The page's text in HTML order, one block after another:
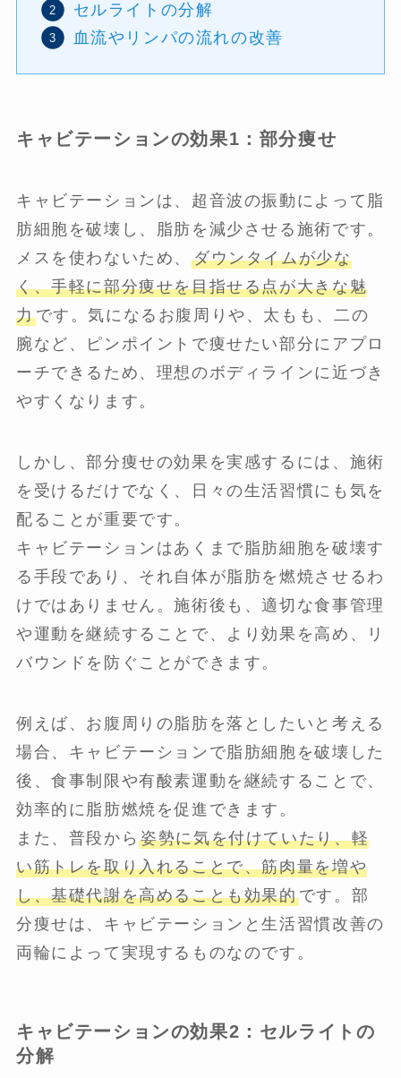
セルライトの分解
血流やリンパの流れの改善
キャビテーションの効果1：部分痩せ
キャビテーションは、超音波の振動によって脂
肪細胞を破壊し、脂肪を減少させる施術です。
メスを使わないため、ダウンタイムが少な
く、手軽に部分痩せを目指せる点が大きな魅
力です。気になるお腹周りや、太もも、二の
腕など、ピンポイントで痩せたい部分にアプロ
ーチできるため、理想のボディラインに近づき
やすくなります。
しかし、部分痩せの効果を実感するには、施術
を受けるだけでなく、日々の生活習慣にも気を
配ることが重要です。
キャビテーションはあくまで脂肪細胞を破壊す
る手段であり、それ自体が脂肪を燃焼させるわ
けではありません。施術後も、適切な食事管理
や運動を継続することで、より効果を高め、リ
バウンドを防ぐことができます。
例えば、お腹周りの脂肪を落としたいと考える
場合、キャビテーションで脂肪細胞を破壊した
後、食事制限や有酸素運動を継続することで、
効率的に脂肪燃焼を促進できます。
また、普段から姿勢に気を付けていたり、軽
い筋トレを取り入れることで、筋肉量を増や
し、基礎代謝を高めることも効果的です。部
分痩せは、キャビテーションと生活習慣改善の
両輪によって実現するものなのです。
キャビテーションの効果2：セルライトの
分解